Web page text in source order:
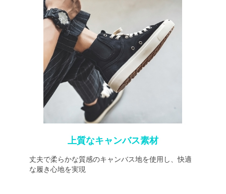
上質なキャンバス素材
丈夫で柔らかな質感のキャンバス地を使用し、快適
な履き心地を実現